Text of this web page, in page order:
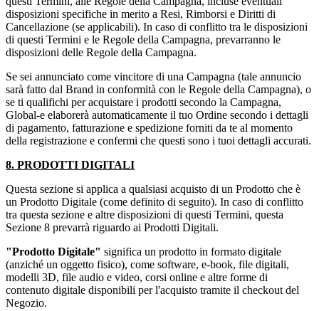
disposizioni specifiche in merito a Resi, Rimborsi e Diritti di
Cancellazione (se applicabili). In caso di conflitto tra le disposizioni
di questi Termini e le Regole della Campagna, prevarranno le
disposizioni delle Regole della Campagna.
Se sei annunciato come vincitore di una Campagna (tale annuncio
sarà fatto dal Brand in conformità con le Regole della Campagna), o
se ti qualifichi per acquistare i prodotti secondo la Campagna,
Global-e elaborerà automaticamente il tuo Ordine secondo i dettagli
di pagamento, fatturazione e spedizione forniti da te al momento
della registrazione e confermi che questi sono i tuoi dettagli accurati.
8. PRODOTTI DIGITALI
Questa sezione si applica a qualsiasi acquisto di un Prodotto che è
un Prodotto Digitale (come definito di seguito). In caso di conflitto
tra questa sezione e altre disposizioni di questi Termini, questa
Sezione 8 prevarrà riguardo ai Prodotti Digitali.
"Prodotto Digitale" significa un prodotto in formato digitale
(anziché un oggetto fisico), come software, e-book, file digitali,
modelli 3D, file audio e video, corsi online e altre forme di
contenuto digitale disponibili per l'acquisto tramite il checkout del
Negozio.